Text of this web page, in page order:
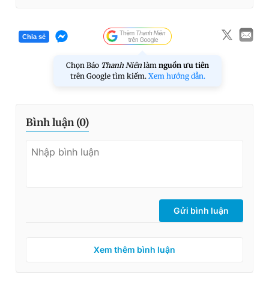
Chia sẻ
Chọn Báo Thanh Niên làm nguồn ưu tiên
trên Google tìm kiếm. Xem hướng dẫn.
Bình luận (0)
Gửi bình luận
Xem thêm bình luận